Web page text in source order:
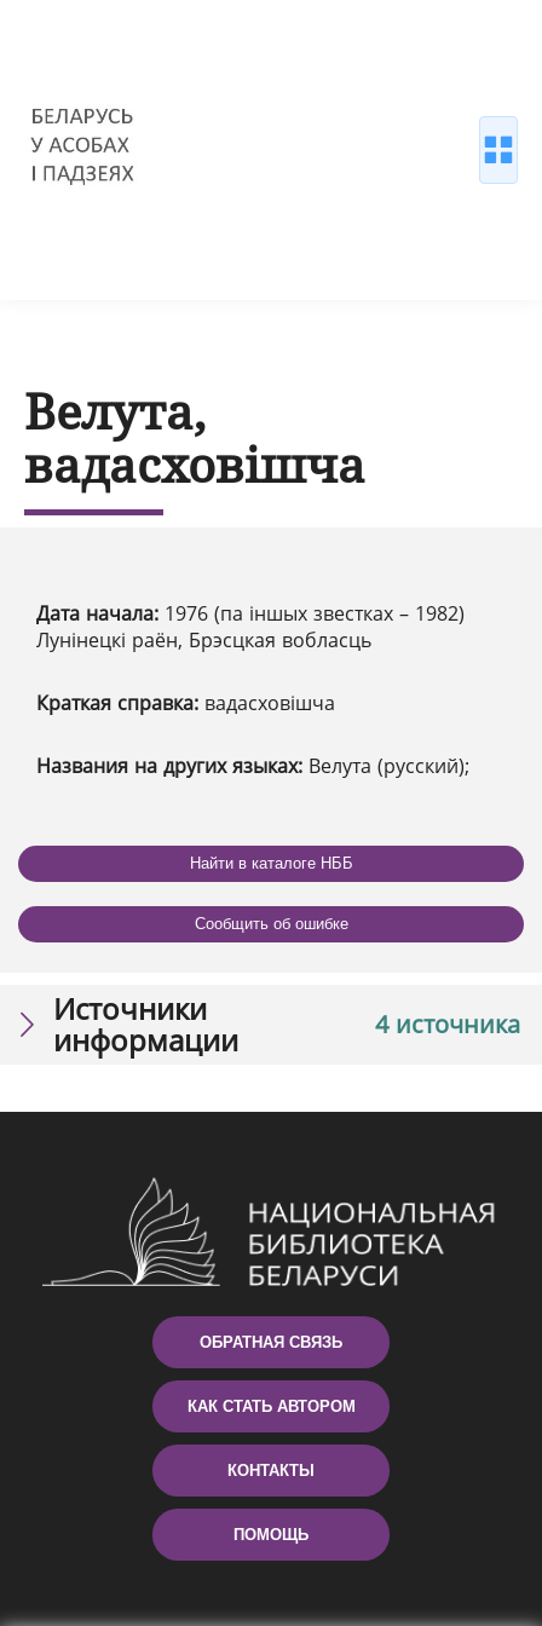
Велута,
вадасховішча
Дата начала: 1976 (па іншых звестках – 1982)
Лунінецкі раён, Брэсцкая вобласць
Краткая справка: вадасховішча
Названия на других языках: Велута (русский);
Найти в каталоге НББ
Сообщить об ошибке
4 источника
Источники
информации
ОБРАТНАЯ СВЯЗЬ
КАК СТАТЬ АВТОРОМ
КОНТАКТЫ
ПОМОЩЬ